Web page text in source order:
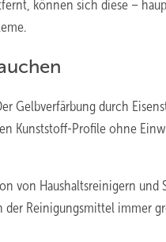
können sich diese –
Gelbverfärbung durch
Kunststoff-Profile ohne
von Haushaltsreinigern
Reinigungsmittel immer